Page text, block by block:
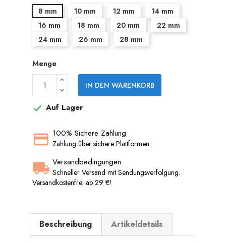
8 mm 10 mm 12 mm
14 mm
16 mm
18 mm 20 mm
22 mm
24 mm
26 mm 28 mm
Menge
IN DEN WARENKORB
 Auf Lager
100% Sichere Zahlung
Zahlung über sichere Plattformen.
Versandbedingungen
Schneller Versand mit Sendungsverfolgung.
Versandkostenfrei ab 29 €!
Beschreibung Artikeldetails